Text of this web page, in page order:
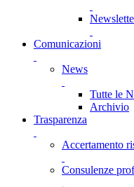
Comunicazioni
News
Tutte le
Archivio
Trasparenza
Accertamento
Consulenze